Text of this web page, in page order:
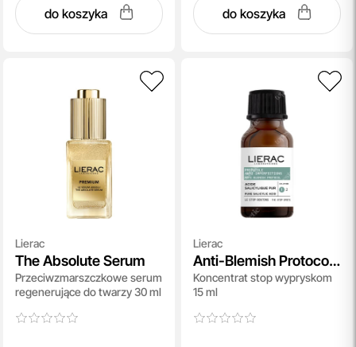
do koszyka do koszyka
Lierac
The Absolute Serum
Przeciwzmarszczkowe serum
regenerujące do twarzy 30 ml
Lierac
Anti-Blemish Protocol
Concentrate
Koncentrat stop wypryskom
15 ml